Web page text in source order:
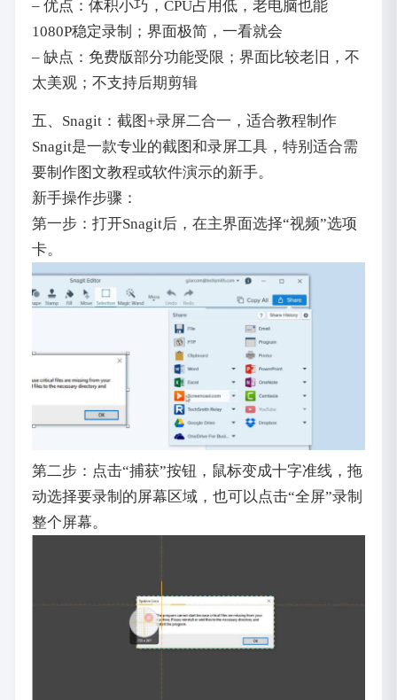
– 优点：体积小巧，CPU占用低，老电脑也能
1080P稳定录制；界面极简，一看就会
– 缺点：免费版部分功能受限；界面比较老旧，不
太美观；不支持后期剪辑
五、Snagit：截图+录屏二合一，适合教程制作
Snagit是一款专业的截图和录屏工具，特别适合需
要制作图文教程或软件演示的新手。
新手操作步骤：
第一步：打开Snagit后，在主界面选择“视频”选项
卡。
第二步：点击“捕获”按钮，鼠标变成十字准线，拖
动选择要录制的屏幕区域，也可以点击“全屏”录制
整个屏幕。